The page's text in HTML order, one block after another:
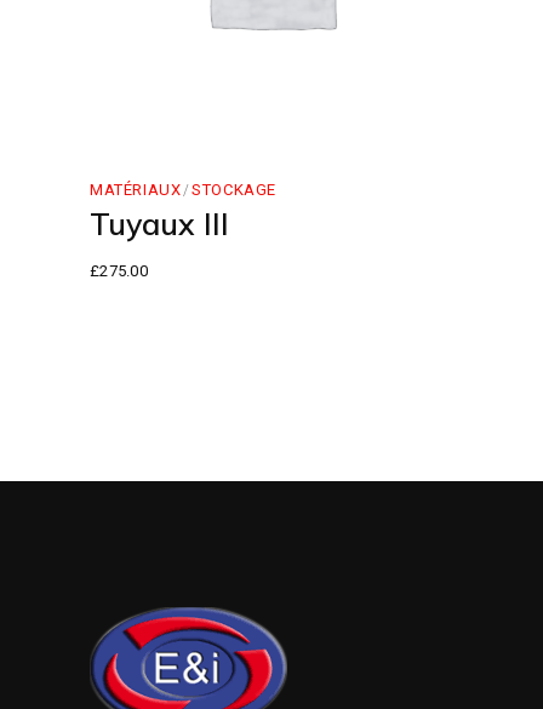
MATÉRIAUX STOCKAGE
Tuyaux III
£275.00